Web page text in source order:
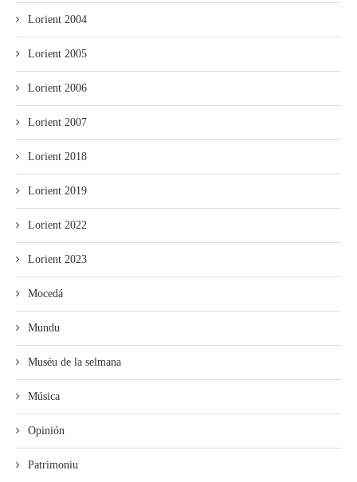
Lorient 2004
Lorient 2005
Lorient 2006
Lorient 2007
Lorient 2018
Lorient 2019
Lorient 2022
Lorient 2023
Mocedá
Mundu
Muséu de la selmana
Música
Opinión
Patrimoniu